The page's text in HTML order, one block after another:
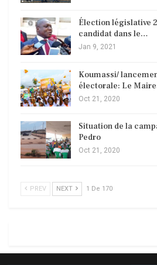
Élection législative
candidat dans le…
Jan 9, 2021
Koumassi/
électorale: Le
Oct 21, 2020
Situation de la
Pedro
Oct 21, 2020
PREV NEXT 1 De 170